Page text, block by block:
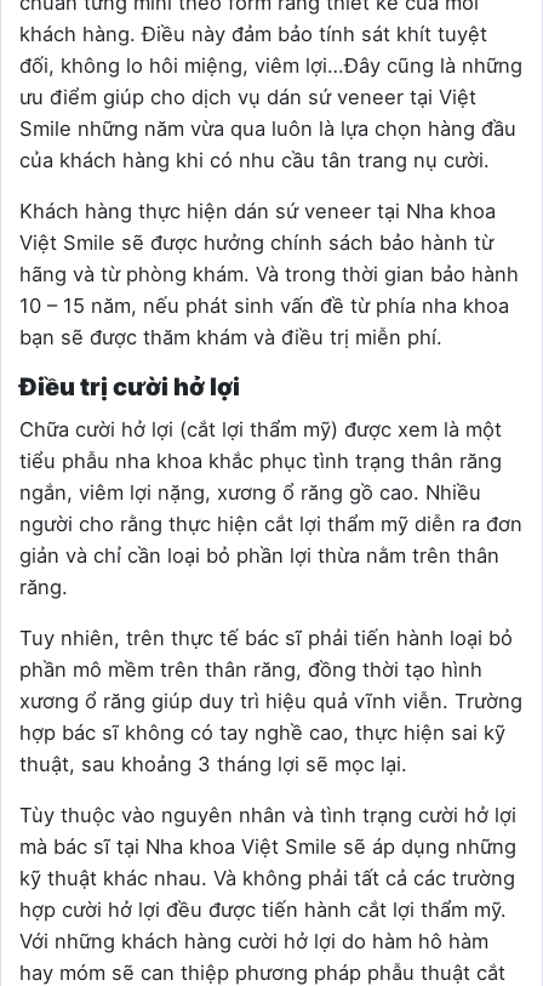
khách hàng. Điều này đảm bảo tính sát khít tuyệt
đối, không lo hôi miệng, viêm lợi…Đây cũng là những
ưu điểm giúp cho dịch vụ dán sứ veneer tại Việt
Smile những năm vừa qua luôn là lựa chọn hàng đầu
của khách hàng khi có nhu cầu tân trang nụ cười.
Khách hàng thực hiện dán sứ veneer tại Nha khoa
Việt Smile sẽ được hưởng chính sách bảo hành từ
hãng và từ phòng khám. Và trong thời gian bảo hành
10 – 15 năm, nếu phát sinh vấn đề từ phía nha khoa
bạn sẽ được thăm khám và điều trị miễn phí.
Điều trị cười hở lợi
Chữa cười hở lợi (cắt lợi thẩm mỹ) được xem là một
tiểu phẫu nha khoa khắc phục tình trạng thân răng
ngắn, viêm lợi nặng, xương ổ răng gồ cao. Nhiều
người cho rằng thực hiện cắt lợi thẩm mỹ diễn ra đơn
giản và chỉ cần loại bỏ phần lợi thừa nằm trên thân
răng.
Tuy nhiên, trên thực tế bác sĩ phải tiến hành loại bỏ
phần mô mềm trên thân răng, đồng thời tạo hình
xương ổ răng giúp duy trì hiệu quả vĩnh viễn. Trường
hợp bác sĩ không có tay nghề cao, thực hiện sai kỹ
thuật, sau khoảng 3 tháng lợi sẽ mọc lại.
Tùy thuộc vào nguyên nhân và tình trạng cười hở lợi
mà bác sĩ tại Nha khoa Việt Smile sẽ áp dụng những
kỹ thuật khác nhau. Và không phải tất cả các trường
hợp cười hở lợi đều được tiến hành cắt lợi thẩm mỹ.
Với những khách hàng cười hở lợi do hàm hô hàm
hay móm sẽ can thiệp phương pháp phẫu thuật cắt